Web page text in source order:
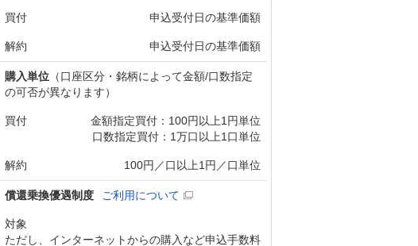
買付 申込受付日の基準価額
解約 申込受付日の基準価額
購入単位 （口座区分・銘柄によって金額/口数指定
の可否が異なります）
買付
金額指定買付：100円以上1円単位
口数指定買付：1万口以上1口単位
解約 100円／口以上1円／口単位
償還乗換優遇制度 ご利用について
対象
ただし、インターネットからの購入など申込手数料